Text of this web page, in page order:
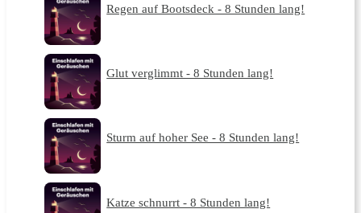
Regen auf Bootsdeck - 8 Stunden lang!
Glut verglimmt - 8 Stunden lang!
Sturm auf hoher See - 8 Stunden lang!
Katze schnurrt - 8 Stunden lang!